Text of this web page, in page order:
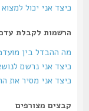
כיצד אני יכול למצוא את
הרשמות לקבלת
מה ההבדל בין מועדפים
כיצד אני נרשם לנושא או
כיצד אני מסיר את
קבצים מצורפים